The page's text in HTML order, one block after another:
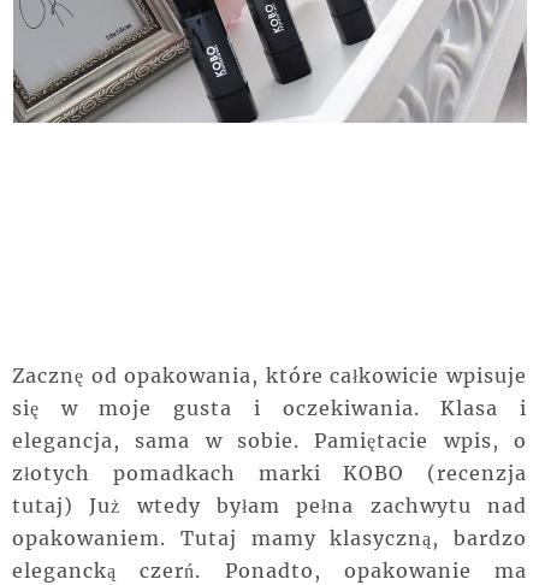
Zacznę od opakowania, które całkowicie wpisuje
się w moje gusta i oczekiwania. Klasa i
elegancja, sama w sobie. Pamiętacie wpis, o
złotych pomadkach marki KOBO (recenzja
tutaj) Już wtedy byłam pełna zachwytu nad
opakowaniem. Tutaj mamy klasyczną, bardzo
elegancką czerń. Ponadto, opakowanie ma